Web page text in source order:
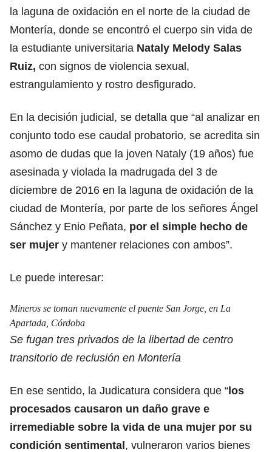
la laguna de oxidación en el norte de la ciudad de
Montería, donde se encontró el cuerpo sin vida de
la estudiante universitaria Nataly Melody Salas
Ruiz, con signos de violencia sexual,
estrangulamiento y rostro desfigurado.
En la decisión judicial, se detalla que “al analizar en
conjunto todo ese caudal probatorio, se acredita sin
asomo de dudas que la joven Nataly (19 años) fue
asesinada y violada la madrugada del 3 de
diciembre de 2016 en la laguna de oxidación de la
ciudad de Montería, por parte de los señores Ángel
Sánchez y Enio Peñata, por el simple hecho de
ser mujer y mantener relaciones con ambos”.
Le puede interesar:
Mineros se toman nuevamente el puente San Jorge, en La
Apartada, Córdoba
Se fugan tres privados de la libertad de centro
transitorio de reclusión en Montería
En ese sentido, la Judicatura considera que “los
procesados causaron un daño grave e
irremediable sobre la vida de una mujer por su
condición sentimental, vulneraron varios bienes